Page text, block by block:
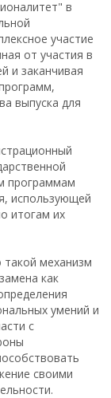
в
участие
от участия в
и заканчивая
выпуска для
программам
использующей
итогам их
такой механизм
как
умений и
с
своими